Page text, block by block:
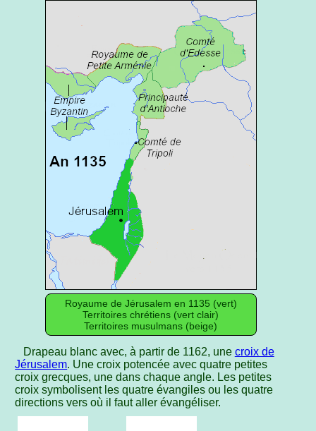
Royaume de Jérusalem en 1135 (vert)
Territoires chrétiens (vert clair)
Territoires musulmans (beige)
Drapeau blanc avec, à partir de 1162, une croix de
Jérusalem. Une croix potencée avec quatre petites
croix grecques, une dans chaque angle. Les petites
croix symbolisent les quatre évangiles ou les quatre
directions vers où il faut aller évangéliser.